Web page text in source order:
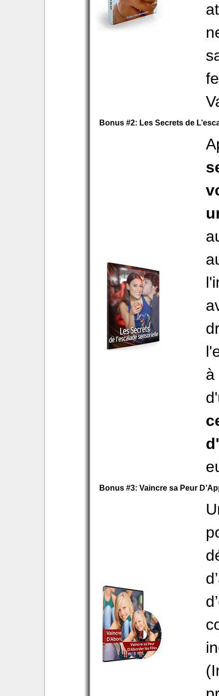
Bonus #2: Les Secrets de
à
Bonus #3: Vaincre sa Peur